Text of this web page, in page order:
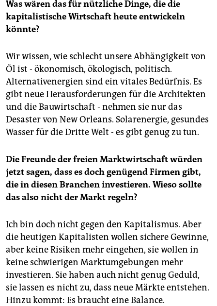
Was wären das für nützliche Dinge, die die
kapitalistische Wirtschaft heute entwickeln
könnte?
Wir wissen, wie schlecht unsere Abhängigkeit von
Öl ist - ökonomisch, ökologisch, politisch.
Alternativenergien sind ein vitales Bedürfnis. Es
gibt neue Herausforderungen für die Architekten
und die Bauwirtschaft - nehmen sie nur das
Desaster von New Orleans. Solarenergie, gesundes
Wasser für die Dritte Welt - es gibt genug zu tun.
Die Freunde der freien Marktwirtschaft würden
jetzt sagen, dass es doch genügend Firmen gibt,
die in diesen Branchen investieren. Wieso sollte
das also nicht der Markt regeln?
Ich bin doch nicht gegen den Kapitalismus. Aber
die heutigen Kapitalisten wollen sichere Gewinne,
aber keine Risiken mehr eingehen, sie wollen in
keine schwierigen Marktumgebungen mehr
investieren. Sie haben auch nicht genug Geduld,
sie lassen es nicht zu, dass neue Märkte entstehen.
Hinzu kommt: Es braucht eine Balance.